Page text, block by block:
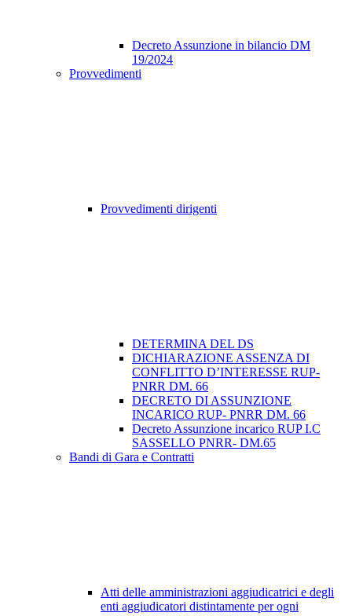
Decreto Assunzione in bilancio DM
19/2024
Provvedimenti
Provvedimenti dirigenti
DETERMINA DEL DS
DICHIARAZIONE ASSENZA DI
CONFLITTO D’INTERESSE RUP-
PNRR DM. 66
DECRETO DI ASSUNZIONE
INCARICO RUP- PNRR DM. 66
Decreto Assunzione incarico RUP I.C
SASSELLO PNRR- DM.65
Bandi di Gara e Contratti
Atti delle amministrazioni aggiudicatrici e degli
enti aggiudicatori distintamente per ogni